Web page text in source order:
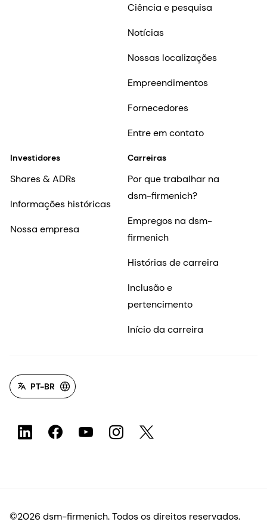
Ciência e pesquisa
Notícias
Nossas localizações
Empreendimentos
Fornecedores
Entre em contato
Investidores
Shares & ADRs
Informações históricas
Nossa empresa
Carreiras
Por que trabalhar na
dsm-firmenich?
Empregos na dsm-
firmenich
Histórias de carreira
Inclusão e
pertencimento
Início da carreira
PT-BR
©2026 dsm-firmenich. Todos os direitos reservados.